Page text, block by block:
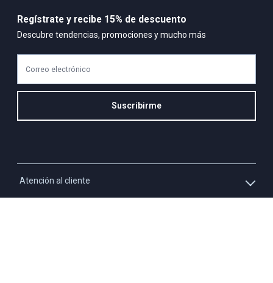
Atención al cliente
Regístrate y recibe 15% de descuento
Descubre tendencias, promociones y mucho más
Correo electrónico
Suscribirme